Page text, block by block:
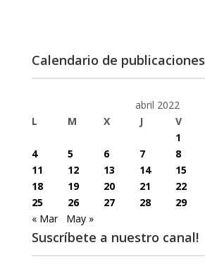
Calendario de publicaciones
abril 2022
L
M X J V
1
4
5 6 7 8
11
12 13 14 15
18
19 20 21 22
25
26 27 28 29
« Mar
May »
Suscríbete a nuestro canal!